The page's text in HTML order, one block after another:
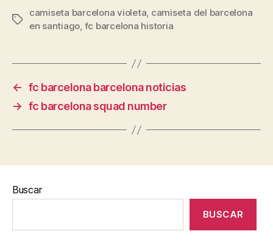
Etiquetas
camiseta barcelona violeta, camiseta del barcelona
en santiago, fc barcelona historia
← fc barcelona barcelona noticias
→ fc barcelona squad number
Buscar
BUSCAR